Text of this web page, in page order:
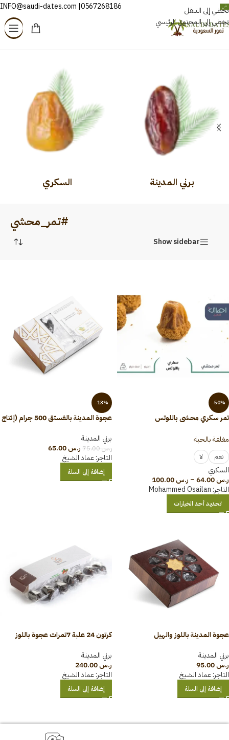
تخطي إلى التنقل
تخطي إلى المحتوى الرئيسي
العربية 0567268186| INFO@saudi-dates.com
الرئيسية/منتجات تحت الوسم “#تمر_محشي”
برني المدينة السكري
#تمر_محشي
Show sidebar
-50%
تمر سكري محشي باللوتس
مغلفة بالحبة
نعم لا
السكري
ر.س
– ر.س
التاجر: Mohammed Osailan
تحديد أحد الخيارات
-13%
عجوة المدينة بالفستق 500 جرام (إنتاج
برني المدينة
ر.س75.00 ر.س
التاجر:عماد الشيخ
إضافة إلى السلة
عجوة المدينة باللوز والهيل
برني المدينة
ر.س
التاجر:عماد الشيخ
إضافة إلى السلة
كرتون 24 علبة 7تمرات عجوة باللوز
برني المدينة
ر.س
التاجر:عماد الشيخ
إضافة إلى السلة